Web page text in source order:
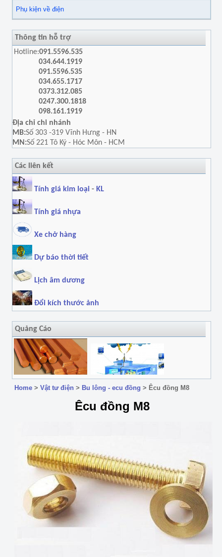
Phụ kiện về điện
Thông tin hỗ trợ
Hotline:091.5596.535
034.644.1919
091.5596.535
034.655.1717
0373.312.085
0247.300.1818
098.161.1919
Địa chỉ chi nhánh
MB:Số 303 -319 Vĩnh Hưng - HN
MN:Số 221 Tô Ký - Hóc Môn - HCM
Các liên kết
Tính giá kim loại - KL
Tính giá nhựa
Xe chở hàng
Dự báo thời tiết
Lịch âm dương
Đổi kích thước ảnh
Quảng Cáo
Home > Vật tư điện > Bu lông - ecu đồng > Êcu đồng M8
Êcu đồng M8